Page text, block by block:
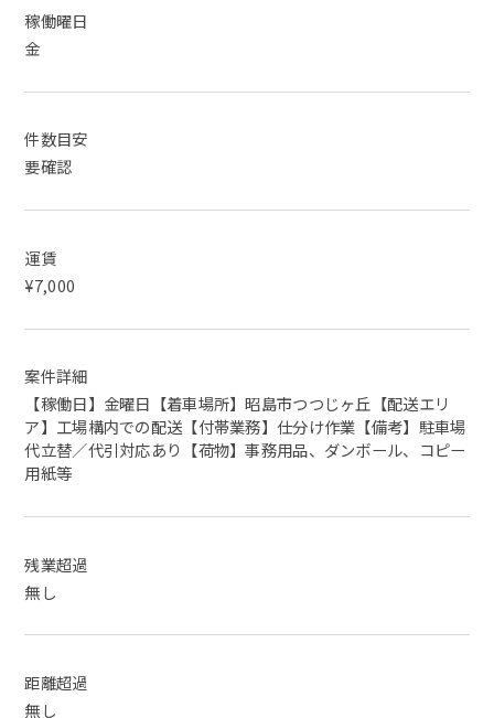
稼働曜日
金
件数目安
要確認
運賃
¥7,000
案件詳細
【稼働日】金曜日【着車場所】昭島市つつじヶ丘【配送エリ
ア】工場構内での配送【付帯業務】仕分け作業【備考】駐車場
代立替／代引対応あり【荷物】事務用品、ダンボール、コピー
用紙等
残業超過
無し
距離超過
無し